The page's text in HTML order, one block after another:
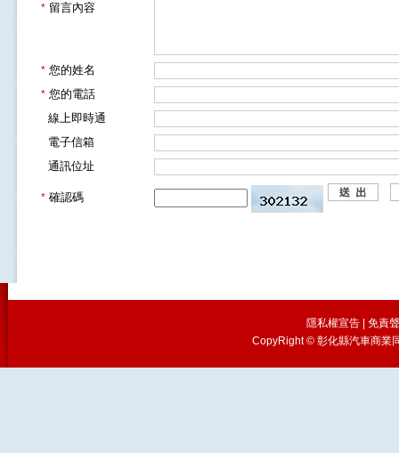
* 留言內容
* 您的姓名
* 您的電話
線上即時通
電子信箱
通訊位址
* 確認碼
隱私權宣告 |免責
CopyRight © 彰化縣汽車商